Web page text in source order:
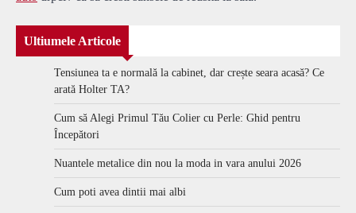
Ultiumele Articole
Tensiunea ta e normală la cabinet, dar crește seara acasă? Ce
arată Holter TA?
Cum să Alegi Primul Tău Colier cu Perle: Ghid pentru
Începători
Nuantele metalice din nou la moda in vara anului 2026
Cum poti avea dintii mai albi